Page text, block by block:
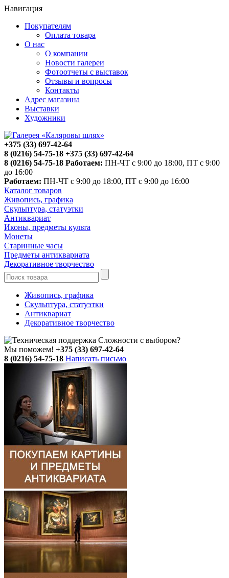
Навигация
Покупателям
Оплата товара
О нас
О компании
Новости галереи
Фотоотчеты с выставок
Отзывы и вопросы
Контакты
Адрес магазина
Выставки
Художники
+375 (33) 697-42-64
8 (0216) 54-75-18 +375 (33) 697-42-64
8 (0216) 54-75-18 Работаем: ПН-ЧТ с 9:00 до 18:00, ПТ с 9:00
до 16:00
Работаем: ПН-ЧТ с 9:00 до 18:00, ПТ с 9:00 до 16:00
Каталог товаров
Живопись, графика
Скульптура, статуэтки
Антиквариат
Иконы, предметы культа
Монеты
Старинные часы
Предметы антиквариата
Декоративное творчество
Живопись, графика
Скульптура, статуэтки
Антиквариат
Декоративное творчество
Сложности с выбором?
Мы поможем! +375 (33) 697-42-64
8 (0216) 54-75-18 Написать письмо